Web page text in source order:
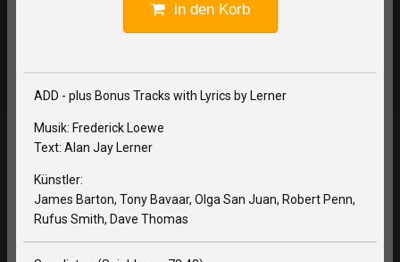
in den Korb
ADD - plus Bonus Tracks with Lyrics by Lerner
Musik: Frederick Loewe
Text: Alan Jay Lerner
Künstler:
James Barton, Tony Bavaar, Olga San Juan, Robert Penn,
Rufus Smith, Dave Thomas